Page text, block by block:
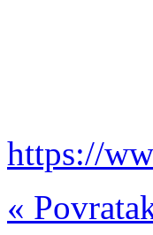
https://
«